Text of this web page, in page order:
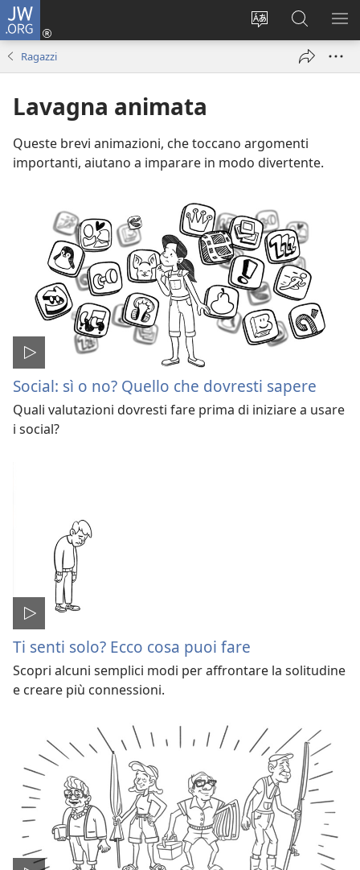
JW.ORG
Modificare
Accedi
(apre
Cerca
in
JW.ORG
Ragazzi
Lavagna animata
Queste brevi animazioni, che toccano argomenti
importanti, aiutano a imparare in modo divertente.
Social: sì o no? Quello che dovresti sapere
Quali valutazioni dovresti fare prima di iniziare a usare
i social?
Ti senti solo? Ecco cosa puoi fare
Scopri alcuni semplici modi per affrontare la solitudine
e creare più connessioni.